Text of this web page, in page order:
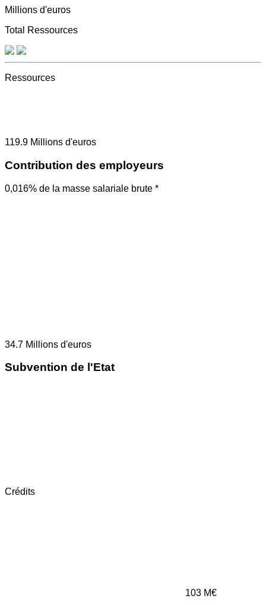
Millions d'euros
Total Ressources
Ressources
119.9 Millions d'euros
Contribution des employeurs
0,016% de la masse salariale brute *
34.7 Millions d'euros
Subvention de l'Etat
Crédits
103 M€